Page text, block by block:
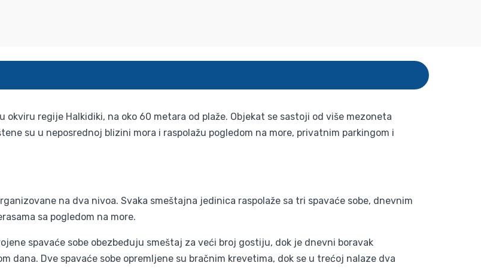
okviru regije Halkidiki, na oko 60 metara od plaže. Objekat se sastoji od više mezoneta
su u neposrednoj blizini mora i raspolažu pogledom na more, privatnim parkingom i
na dva nivoa. Svaka smeštajna jedinica raspolaže sa tri spavaće sobe, dnevnim
sa pogledom na more.
spavaće sobe obezbeđuju smeštaj za veći broj gostiju, dok je dnevni boravak
dana. Dve spavaće sobe opremljene su bračnim krevetima, dok se u trećoj nalaze dva